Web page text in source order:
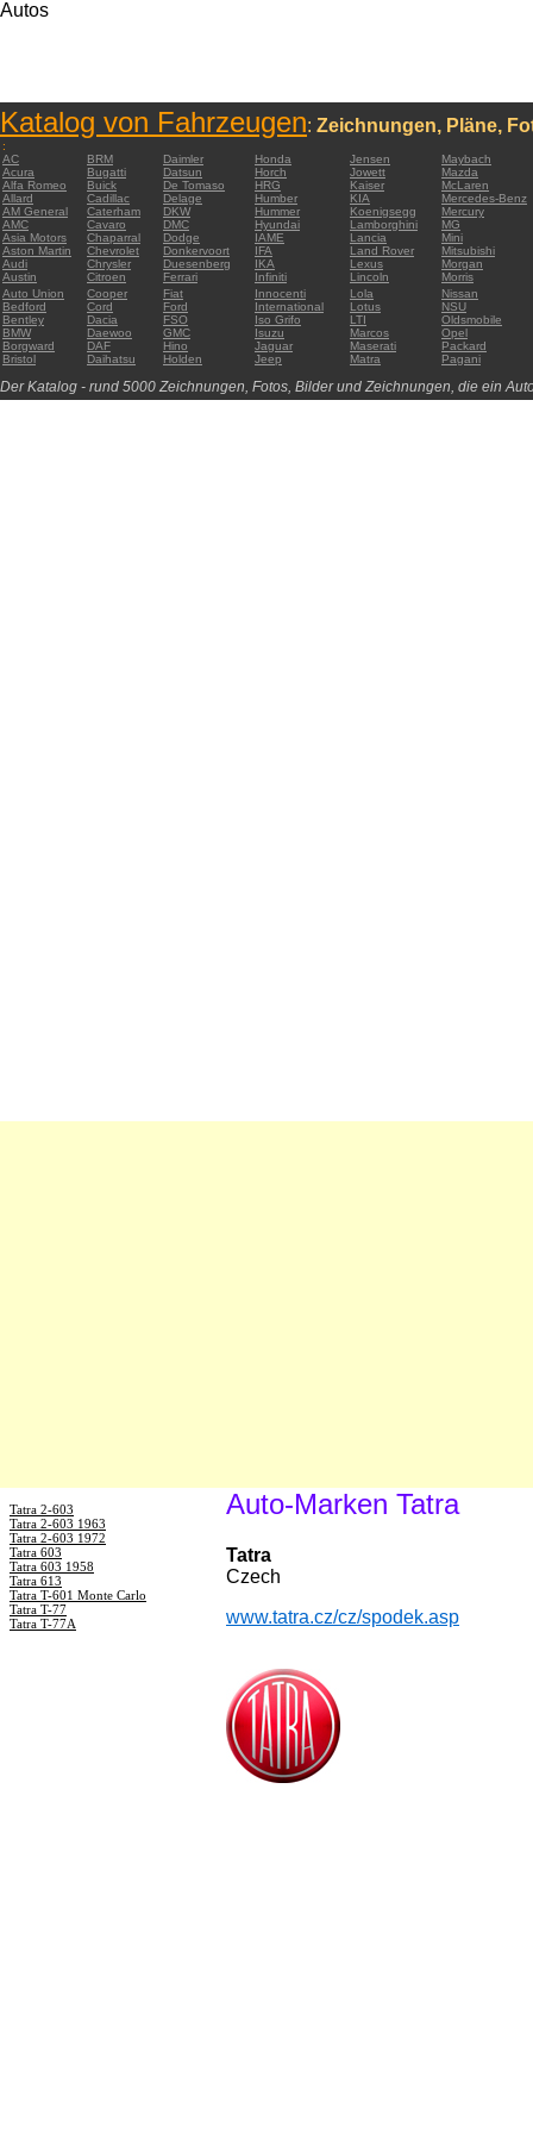
Autos
Katalog von Fahrzeugen: Zeichnungen, Pläne,
:
AC
BRM Daimler Honda Jensen
Maybach
Acura
Bugatti Datsun Horch Jowett
Mazda
Alfa Romeo
Buick De Tomaso HRG Kaiser
McLaren
Allard
Cadillac Delage Humber KIA
Mercedes-Benz
AM General
Caterham DKW Hummer Koenigsegg
Mercury
AMC
Cavaro DMC Hyundai Lamborghini
MG
Asia Motors
Chaparral Dodge IAME Lancia
Mini
Aston Martin
Chevrolet Donkervoort IFA Land Rover
Mitsubishi
Audi
Chrysler Duesenberg IKA Lexus
Morgan
Austin
Citroen Ferrari Infiniti Lincoln
Morris
Auto Union
Cooper Fiat Innocenti Lola
Nissan
Bedford
Cord Ford International Lotus
NSU
Bentley
Dacia FSO Iso Grifo LTI
Oldsmobile
BMW
Daewoo GMC Isuzu Marcos
Opel
Borgward
DAF Hino Jaguar Maserati
Packard
Bristol
Daihatsu Holden Jeep Matra Pagani
Der Katalog - rund 5000 Zeichnungen, Fotos, Bilder und Zeichnungen, die ein
Tatra 2-603
Tatra 2-603 1963
Tatra 2-603 1972
Tatra 603
Tatra 603 1958
Tatra 613
Tatra T-601 Monte Carlo
Tatra T-77
Tatra T-77A
Auto-Marken Tatra
Tatra
Czech
www.tatra.cz/cz/spodek.asp